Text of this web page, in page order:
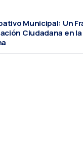
Municipal: Un
Ciudadana en la